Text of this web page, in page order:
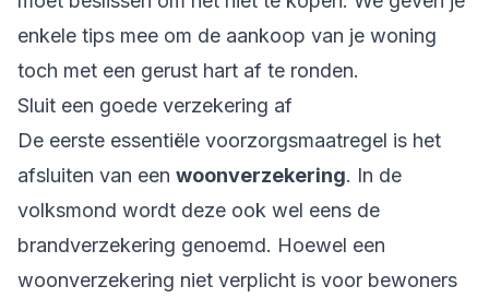
enkele tips mee om de aankoop van je woning
toch met een gerust hart af te ronden.
Sluit een goede verzekering af
De eerste essentiële voorzorgsmaatregel is het
afsluiten van een woonverzekering. In de
volksmond wordt deze ook wel eens de
brandverzekering genoemd. Hoewel een
woonverzekering niet verplicht is voor bewoners